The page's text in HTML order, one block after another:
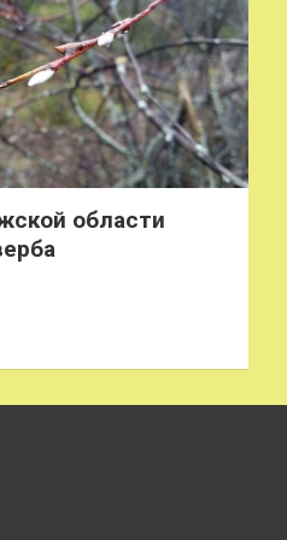
области